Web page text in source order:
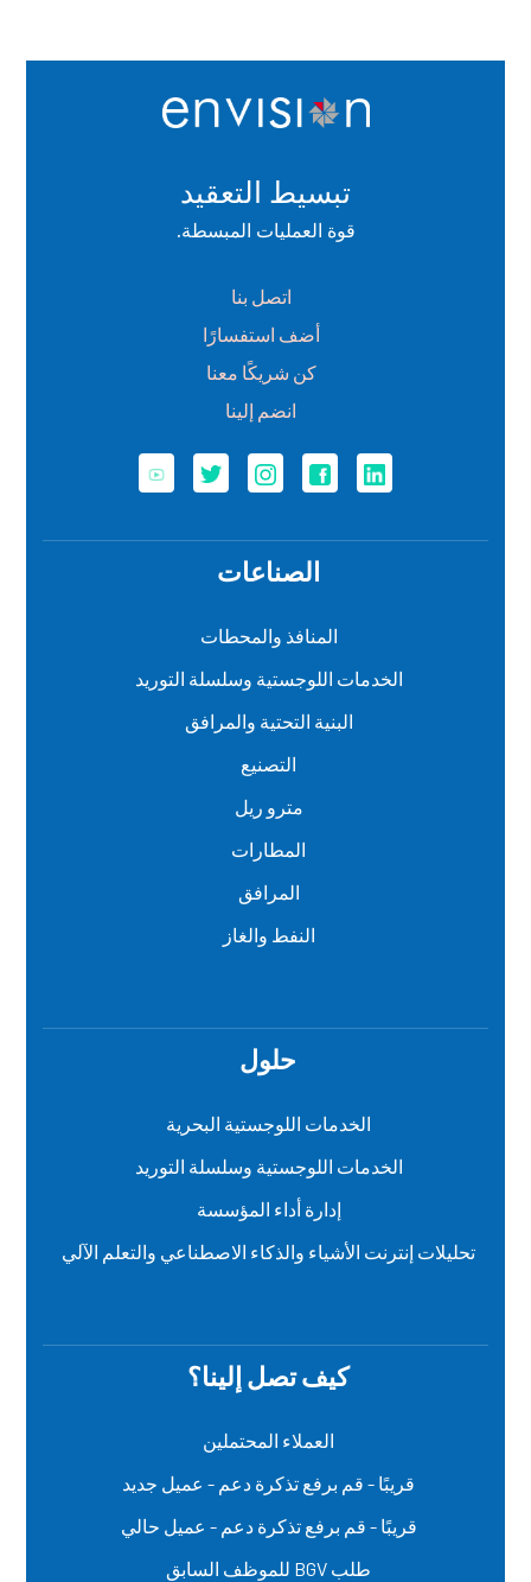
تبسيط التعقيد
قوة العمليات المبسطة.
اتصل بنا
أضف استفسارًا
كن شريكًا معنا
انضم إلينا
الصناعات
المنافذ والمحطات
الخدمات اللوجستية وسلسلة التوريد
البنية التحتية والمرافق
التصنيع
مترو ريل
المطارات
المرافق
النفط والغاز
حلول
الخدمات اللوجستية البحرية
الخدمات اللوجستية وسلسلة التوريد
إدارة أداء المؤسسة
تحليلات إنترنت الأشياء والذكاء الاصطناعي والتعلم الآلي
كيف تصل إلينا؟
العملاء المحتملين
قريبًا - قم برفع تذكرة دعم - عميل جديد
قريبًا - قم برفع تذكرة دعم - عميل حالي
طلب BGV للموظف السابق